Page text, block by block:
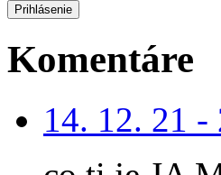
Komentáre
14. 12. 21 -